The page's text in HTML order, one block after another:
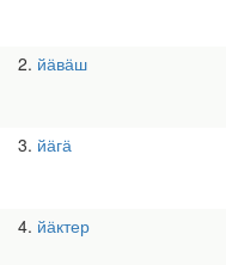
2 йӓвӓш
3 йӓгӓ
4 йӓктер